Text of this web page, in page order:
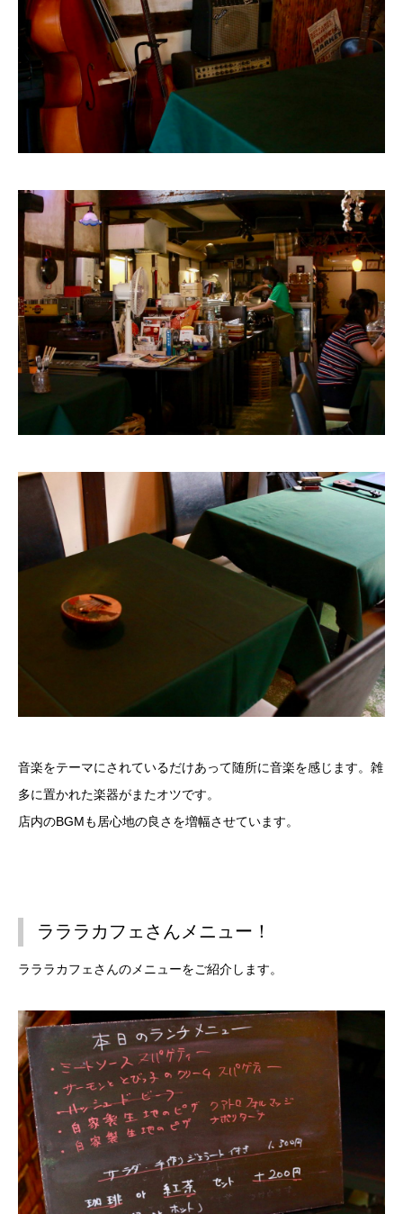
音楽をテーマにされているだけあって随所に音楽を感じます。雑
多に置かれた楽器がまたオツです。
店内のBGMも居心地の良さを増幅させています。
ラララカフェさんメニュー！
ラララカフェさんのメニューをご紹介します。